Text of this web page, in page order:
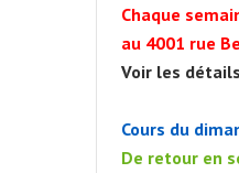
Chaque
au 4001 rue
Voir les détails
Cours du
De retour en